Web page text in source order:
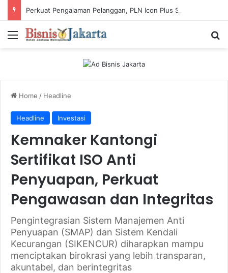
Menu
Home / Headline
Headline Investasi
Kemnaker Kantongi
Sertifikat ISO Anti
Penyuapan, Perkuat
Pengawasan dan Integritas
Pengintegrasian Sistem Manajemen Anti
Penyuapan (SMAP) dan Sistem Kendali
Kecurangan (SIKENCUR) diharapkan mampu
menciptakan birokrasi yang lebih transparan,
akuntabel, dan berintegritas